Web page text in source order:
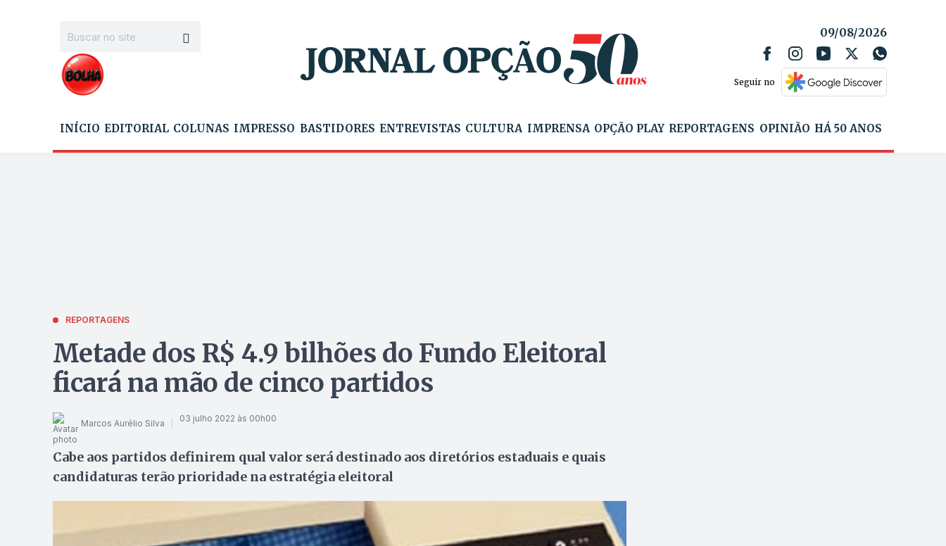
09/08/2026
Seguir no
INÍCIO EDITORIAL COLUNAS IMPRESSO BASTIDORES ENTREVISTAS CULTURA IMPRENSA OPÇÃO PLAY REPORTAGENS OPINIÃO HÁ 50 ANOS
REPORTAGENS
Metade dos R$ 4.9 bilhões do Fundo Eleitoral
ficará na mão de cinco partidos
Marcos Aurélio Silva 03 julho 2022 às 00h00
Cabe aos partidos definirem qual valor será destinado aos diretórios estaduais e quais
candidaturas terão prioridade na estratégia eleitoral